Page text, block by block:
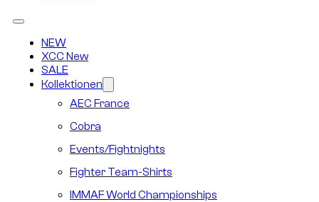
NEW
XCC New
SALE
Kollektionen
AEC France
Cobra
Events/Fightnights
Fighter Team-Shirts
IMMAF World Championships